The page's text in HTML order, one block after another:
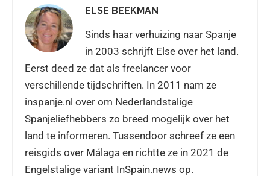
ELSE BEEKMAN
Sinds haar verhuizing naar Spanje
in 2003 schrijft Else over het land.
Eerst deed ze dat als freelancer voor
verschillende tijdschriften. In 2011 nam ze
inspanje.nl over om Nederlandstalige
Spanjeliefhebbers zo breed mogelijk over het
land te informeren. Tussendoor schreef ze een
reisgids over Málaga en richtte ze in 2021 de
Engelstalige variant InSpain.news op.